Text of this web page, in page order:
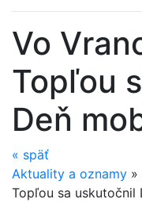
Vo
Topľou
Deň
« späť
Aktuality a oznamy »
Topľou sa uskutočnil